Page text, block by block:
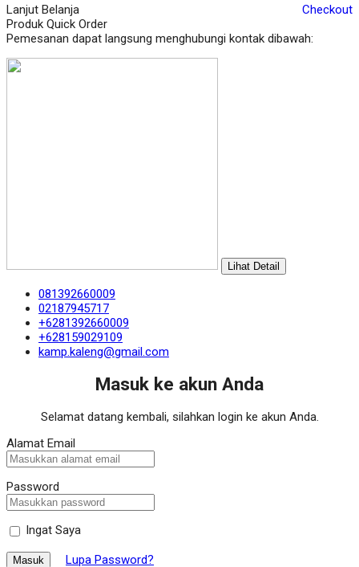
Lanjut Belanja
Checkout
Produk Quick Order
Pemesanan dapat langsung menghubungi kontak dibawah:
Lihat Detail
081392660009
02187945717
+6281392660009
+628159029109
kamp.kaleng@gmail.com
Masuk ke akun Anda
Selamat datang kembali, silahkan login ke akun Anda.
Alamat Email
Password
Ingat Saya
Masuk Lupa Password?